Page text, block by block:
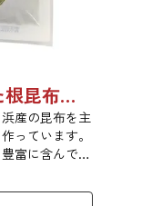
素材の風味を活かした根昆布入りとろろ 23g 単品 5袋セット 20袋セット 3481
産の昆布を主
っています。
富に含んでい
、ご飯やお吸
し上がれま